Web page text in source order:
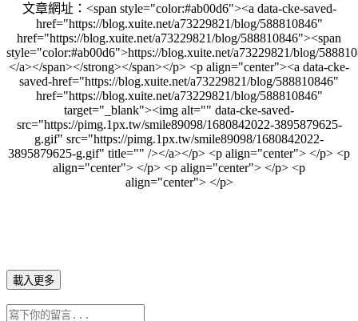
文章網址：<span style="color:#ab00d6"><a data-cke-saved-
href="https://blog.xuite.net/a73229821/blog/588810846"
href="https://blog.xuite.net/a73229821/blog/588810846"><span
style="color:#ab00d6">https://blog.xuite.net/a73229821/blog/
</a></span></strong></span></p> <p align="center"><a data-cke-
saved-href="https://blog.xuite.net/a73229821/blog/588810846"
href="https://blog.xuite.net/a73229821/blog/588810846"
target="_blank"><img alt="" data-cke-saved-
src="https://pimg.1px.tw/smile89098/1680842022-3895879625-
g.gif" src="https://pimg.1px.tw/smile89098/1680842022-
3895879625-g.gif" title="" /></a></p> <p align="center"> </p> <p
align="center"> </p> <p align="center"> </p> <p
align="center"> </p>
載入更多